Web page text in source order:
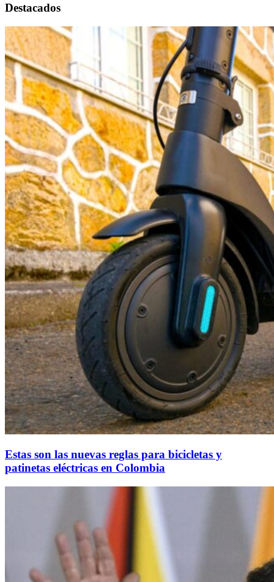
Destacados
Estas son las nuevas reglas para bicicletas y
patinetas eléctricas en Colombia